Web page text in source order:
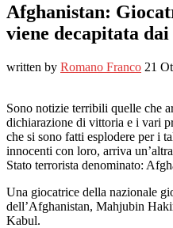
Afghanistan:
viene decapitata
written by Romano Franco 21
Sono notizie terribili quelle che
dichiarazione di vittoria e i vari
che si sono fatti esplodere per i
innocenti con loro, arriva
Stato terrorista denominato:
Una giocatrice della nazionale
dell’Afghanistan, Mahjubin
Kabul.